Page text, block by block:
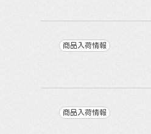
商品入荷情報
商品入荷情報